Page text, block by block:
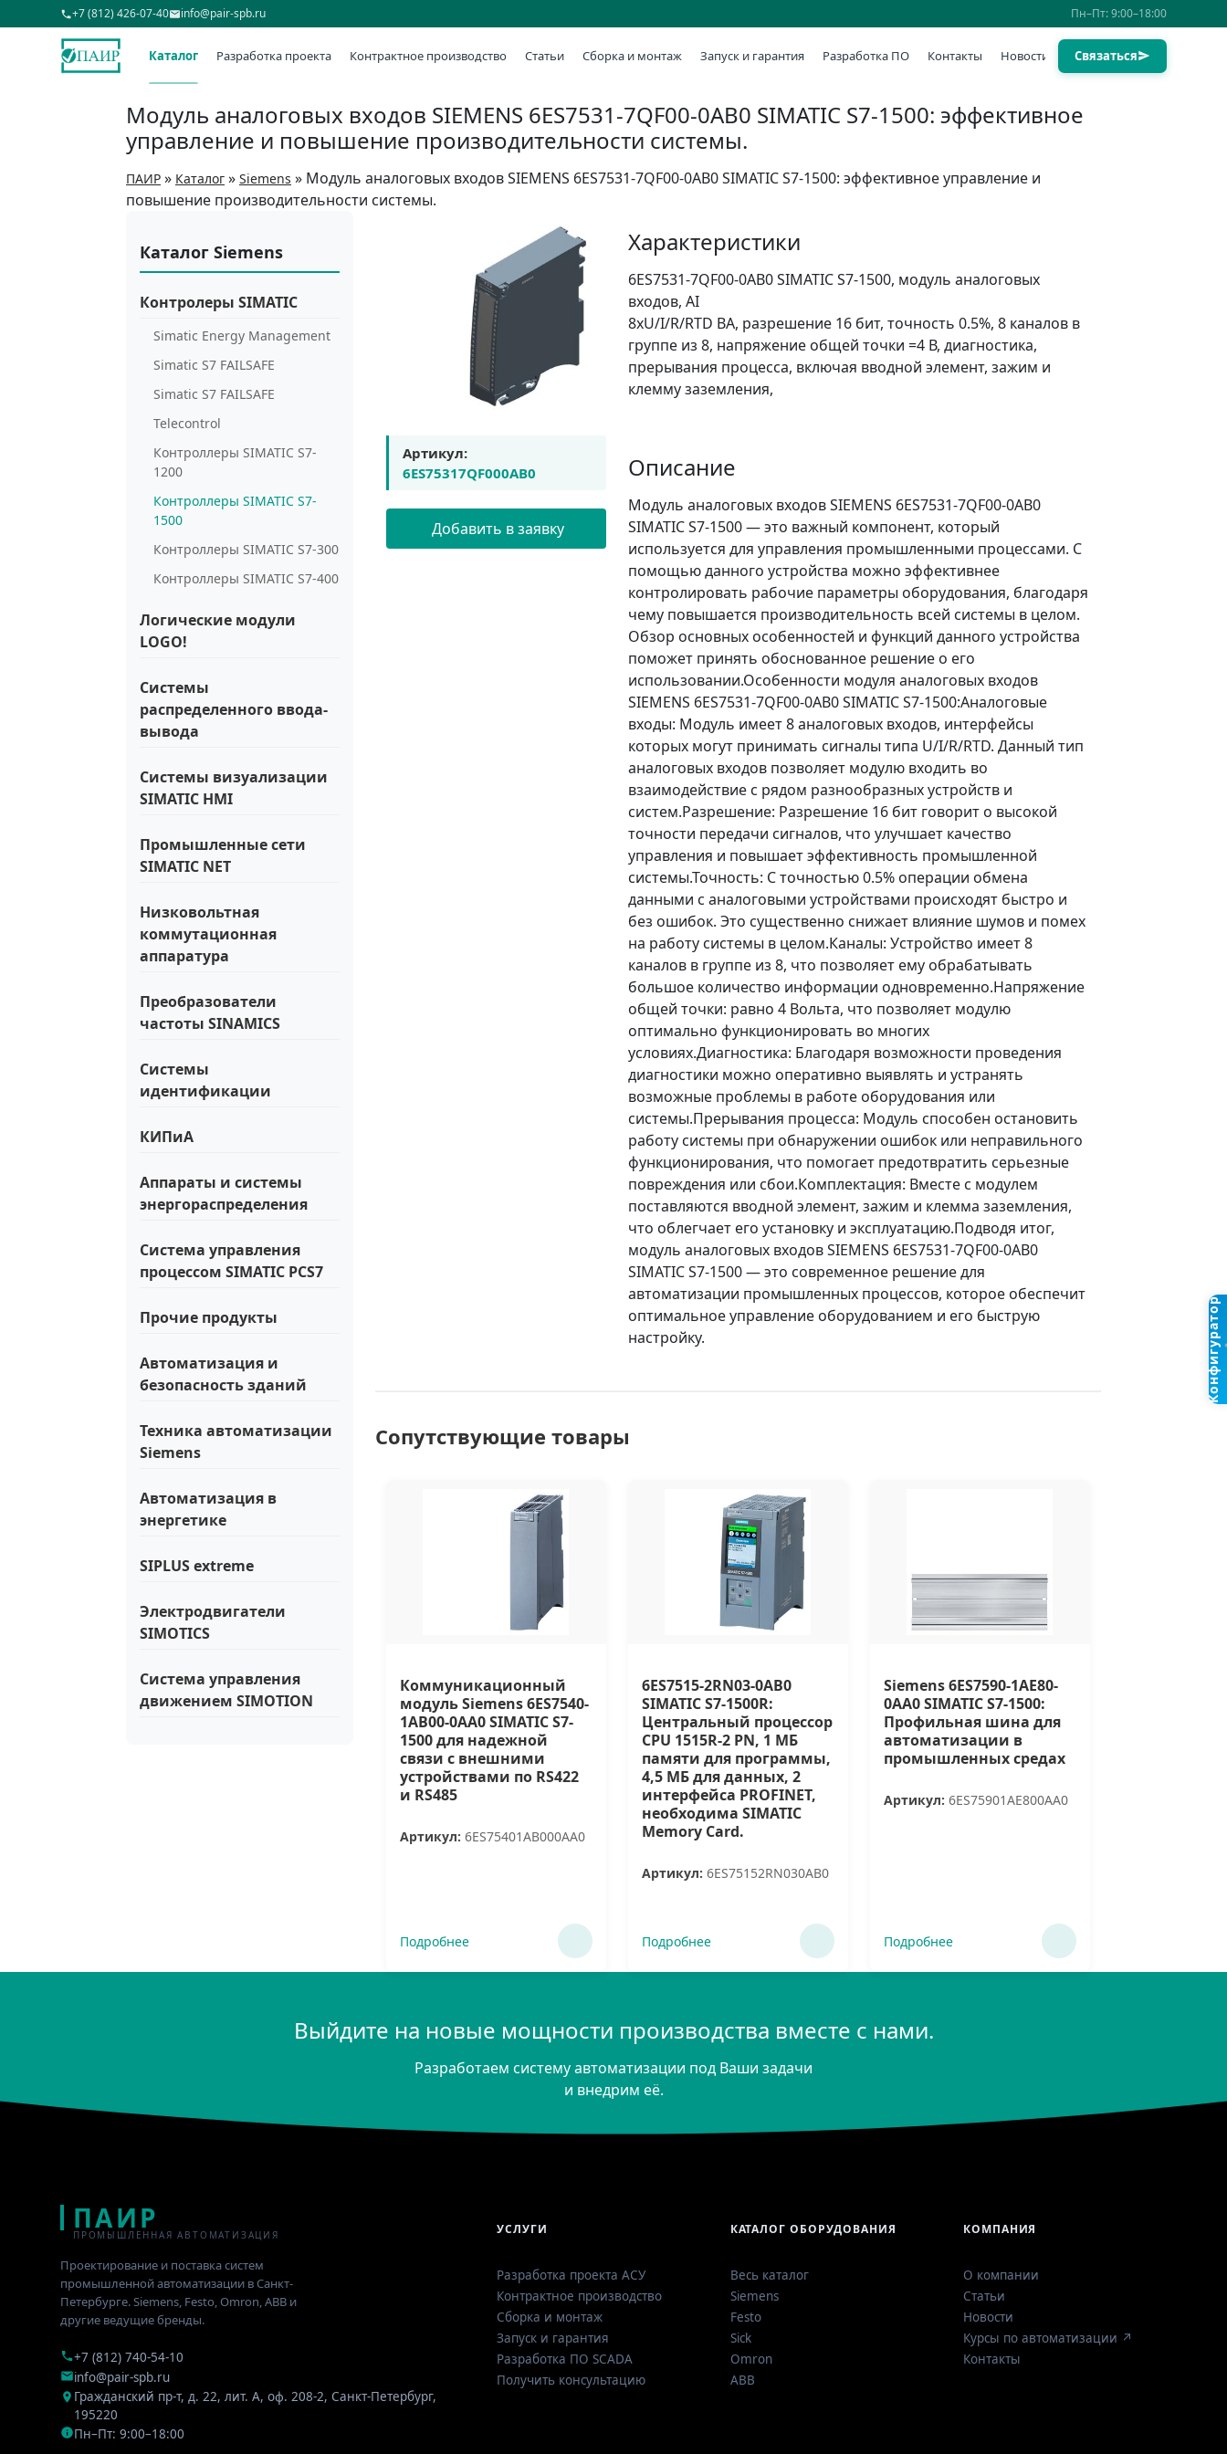
Конфигуратор
+7 (812) 426-07-40 info@pair-spb.ru Пн–Пт: 9:00–18:00
Каталог Разработка проекта Контрактное производство Статьи Сборка и монтаж Запуск и гарантия Разработка ПО Контакты Новости Связаться
Модуль аналоговых входов SIEMENS 6ES7531-7QF00-0AB0 SIMATIC S7-1500: эффективное
управление и повышение производительности системы.
ПАИР » Каталог » Siemens » Модуль аналоговых входов SIEMENS 6ES7531-7QF00-0AB0 SIMATIC S7-1500: эффективное управление и
повышение производительности системы.
Каталог Siemens
Контролеры SIMATIC
Simatic Energy Management
Simatic S7 FAILSAFE
Simatic S7 FAILSAFE
Telecontrol
Контроллеры SIMATIC S7-
1200
Контроллеры SIMATIC S7-
1500
Контроллеры SIMATIC S7-300
Контроллеры SIMATIC S7-400
Логические модули
LOGO!
Системы
распределенного ввода-
вывода
Системы визуализации
SIMATIC HMI
Промышленные сети
SIMATIC NET
Низковольтная
коммутационная
аппаратура
Преобразователи
частоты SINAMICS
Системы
идентификации
КИПиА
Аппараты и системы
энергораспределения
Система управления
процессом SIMATIC PCS7
Прочие продукты
Автоматизация и
безопасность зданий
Техника автоматизации
Siemens
Автоматизация в
энергетике
SIPLUS extreme
Электродвигатели
SIMOTICS
Система управления
движением SIMOTION
Артикул:
6ES75317QF000AB0
Добавить в заявку
Характеристики
6ES7531-7QF00-0AB0 SIMATIC S7-1500, модуль аналоговых
входов, AI
8xU/I/R/RTD BA, разрешение 16 бит, точность 0.5%, 8 каналов в
группе из 8, напряжение общей точки =4 В, диагностика,
прерывания процесса, включая вводной элемент, зажим и
клемму заземления,
Описание
Модуль аналоговых входов SIEMENS 6ES7531-7QF00-0AB0
SIMATIC S7-1500 — это важный компонент, который
используется для управления промышленными процессами. С
помощью данного устройства можно эффективнее
контролировать рабочие параметры оборудования, благодаря
чему повышается производительность всей системы в целом.
Обзор основных особенностей и функций данного устройства
поможет принять обоснованное решение о его
использовании.Особенности модуля аналоговых входов
SIEMENS 6ES7531-7QF00-0AB0 SIMATIC S7-1500:Аналоговые
входы: Модуль имеет 8 аналоговых входов, интерфейсы
которых могут принимать сигналы типа U/I/R/RTD. Данный тип
аналоговых входов позволяет модулю входить во
взаимодействие с рядом разнообразных устройств и
систем.Разрешение: Разрешение 16 бит говорит о высокой
точности передачи сигналов, что улучшает качество
управления и повышает эффективность промышленной
системы.Точность: С точностью 0.5% операции обмена
данными с аналоговыми устройствами происходят быстро и
без ошибок. Это существенно снижает влияние шумов и помех
на работу системы в целом.Каналы: Устройство имеет 8
каналов в группе из 8, что позволяет ему обрабатывать
большое количество информации одновременно.Напряжение
общей точки: равно 4 Вольта, что позволяет модулю
оптимально функционировать во многих
условиях.Диагностика: Благодаря возможности проведения
диагностики можно оперативно выявлять и устранять
возможные проблемы в работе оборудования или
системы.Прерывания процесса: Модуль способен остановить
работу системы при обнаружении ошибок или неправильного
функционирования, что помогает предотвратить серьезные
повреждения или сбои.Комплектация: Вместе с модулем
поставляются вводной элемент, зажим и клемма заземления,
что облегчает его установку и эксплуатацию.Подводя итог,
модуль аналоговых входов SIEMENS 6ES7531-7QF00-0AB0
SIMATIC S7-1500 — это современное решение для
автоматизации промышленных процессов, которое обеспечит
оптимальное управление оборудованием и его быструю
настройку.
Сопутствующие товары
Коммуникационный
модуль Siemens 6ES7540-
1AB00-0AA0 SIMATIC S7-
1500 для надежной
связи с внешними
устройствами по RS422
и RS485
Артикул: 6ES75401AB000AA0
Подробнее
6ES7515-2RN03-0AB0
SIMATIC S7-1500R:
Центральный процессор
CPU 1515R-2 PN, 1 МБ
памяти для программы,
4,5 МБ для данных, 2
интерфейса PROFINET,
необходима SIMATIC
Memory Card.
Артикул: 6ES75152RN030AB0
Подробнее
Siemens 6ES7590-1AE80-
0AA0 SIMATIC S7-1500:
Профильная шина для
автоматизации в
промышленных средах
Артикул: 6ES75901AE800AA0
Подробнее
Выйдите на новые мощности производства вместе с нами.
Разработаем систему автоматизации под Ваши задачи
и внедрим её.
ПАИР
ПРОМЫШЛЕННАЯ АВТОМАТИЗАЦИЯ
Проектирование и поставка систем
промышленной автоматизации в Санкт-
Петербурге. Siemens, Festo, Omron, ABB и
другие ведущие бренды.
+7 (812) 740-54-10
info@pair-spb.ru
Гражданский пр-т, д. 22, лит. А, оф. 208-2, Санкт-Петербург,
195220
Пн–Пт: 9:00–18:00
УСЛУГИ
Разработка проекта АСУ
Контрактное производство
Сборка и монтаж
Запуск и гарантия
Разработка ПО SCADA
Получить консультацию
КАТАЛОГ ОБОРУДОВАНИЯ
Весь каталог
Siemens
Festo
Sick
Omron
ABB
КОМПАНИЯ
О компании
Статьи
Новости
Курсы по автоматизации ↗
Контакты